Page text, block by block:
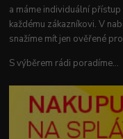
a máme individuální přístup
každému zákazníkovi. V
snažíme mít jen ověřené
S výběrem rádi poradíme...